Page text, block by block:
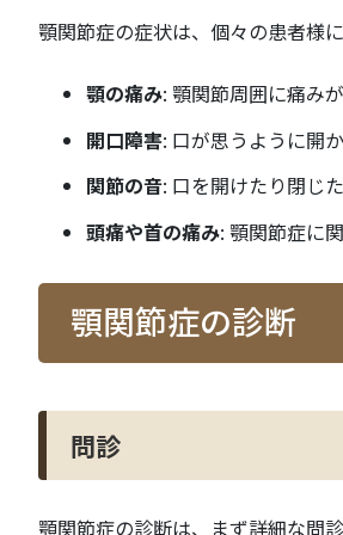
顎関節症の症状は、個々の患者様
顎の痛み: 顎関節周囲に痛み
開口障害: 口が思うように開
関節の音: 口を開けたり閉じ
頭痛や首の痛み: 顎関節症に
顎関節症の診断
問診
顎関節症の診断は、まず詳細な問